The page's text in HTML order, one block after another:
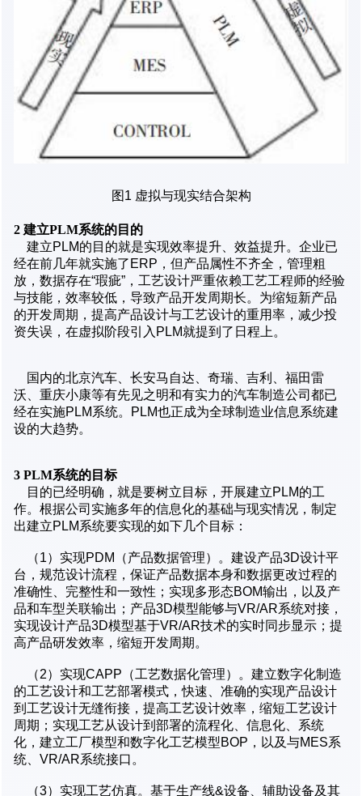
图1 虚拟与现实结合架构
2 建立PLM系统的目的
建立PLM的目的就是实现效率提升、效益提升。企业已
经在前几年就实施了ERP，但产品属性不齐全，管理粗
放，数据存在“瑕疵”，工艺设计严重依赖工艺工程师的经验
与技能，效率较低，导致产品开发周期长。为缩短新产品
的开发周期，提高产品设计与工艺设计的重用率，减少投
资失误，在虚拟阶段引入PLM就提到了日程上。
国内的北京汽车、长安马自达、奇瑞、吉利、福田雷
沃、重庆小康等有先见之明和有实力的汽车制造公司都已
经在实施PLM系统。PLM也正成为全球制造业信息系统建
设的大趋势。
3 PLM系统的目标
目的已经明确，就是要树立目标，开展建立PLM的工
作。根据公司实施多年的信息化的基础与现实情况，制定
出建立PLM系统要实现的如下几个目标：
（1）实现PDM（产品数据管理）。建设产品3D设计平
台，规范设计流程，保证产品数据本身和数据更改过程的
准确性、完整性和一致性；实现多形态BOM输出，以及产
品和车型关联输出；产品3D模型能够与VR/AR系统对接，
实现设计产品3D模型基于VR/AR技术的实时同步显示；提
高产品研发效率，缩短开发周期。
（2）实现CAPP（工艺数据化管理）。建立数字化制造
的工艺设计和工艺部署模式，快速、准确的实现产品设计
到工艺设计无缝衔接，提高工艺设计效率，缩短工艺设计
周期；实现工艺从设计到部署的流程化、信息化、系统
化，建立工厂模型和数字化工艺模型BOP，以及与MES系
统、VR/AR系统接口。
（3）实现工艺仿真。基于生产线&设备、辅助设备及其